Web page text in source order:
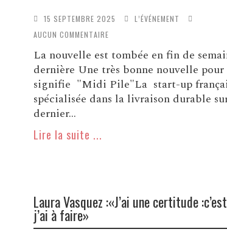
15 SEPTEMBRE 2025
L’ÉVÉNEMENT
AUCUN COMMENTAIRE
La nouvelle est tombée en fin de
dernière Une très bonne nouvelle
signifie "Midi Pile"La start-up
spécialisée dans la livraison durable
dernier...
Lire la suite ...
Laura Vasquez :«J’ai une certitude
j’ai à faire»